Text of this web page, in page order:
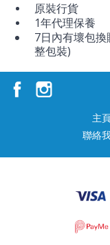
原裝行貨
1年代理保養
7日內有壞包
整包裝)
主
聯絡